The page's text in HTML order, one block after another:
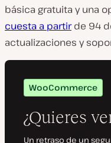
básica gratuita y una
cuesta a partirde 94
actualizaciones y